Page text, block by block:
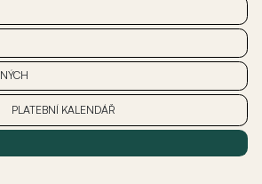
PLATEBNÍ KALENDÁŘ